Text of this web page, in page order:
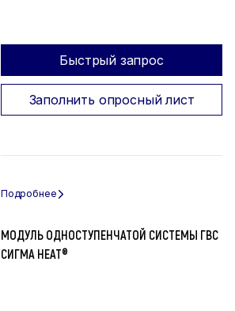
Быстрый запрос
Заполнить опросный лист
МОДУЛЬ ОДНОСТУПЕНЧАТОЙ СИСТЕМЫ ГВС
СИГМА HEAT®